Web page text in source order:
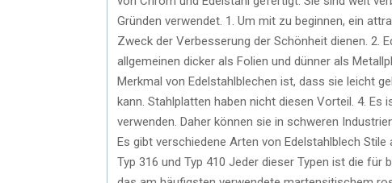
Gründen verwendet. 1. Um mit zu beginnen, ein
Zweck der Verbesserung der Schönheit dienen. 2.
allgemeinen dicker als Folien und dünner als
Merkmal von Edelstahlblechen ist, dass sie leicht
kann. Stahlplatten haben nicht diesen Vorteil. 4.
verwenden. Daher können sie in schweren
Es gibt verschiedene Arten von Edelstahlblech
Typ 316 und Typ 410 Jeder dieser Typen ist die